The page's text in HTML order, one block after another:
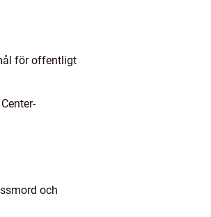
för offentligt
och